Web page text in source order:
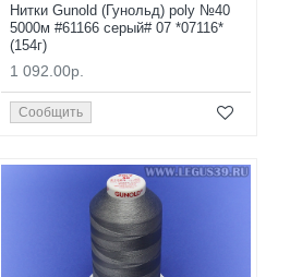
Нитки Gunold (Гунольд) poly №40
5000м #61166 серый# 07 *07116*
(154г)
1 092.00р.
Сообщить